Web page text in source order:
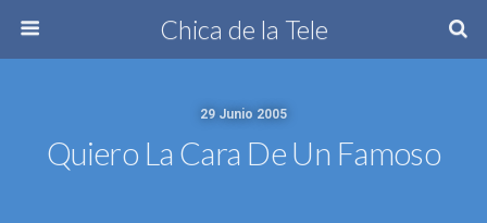
Chica de la Tele
29 Junio 2005
Quiero La Cara De Un Famoso